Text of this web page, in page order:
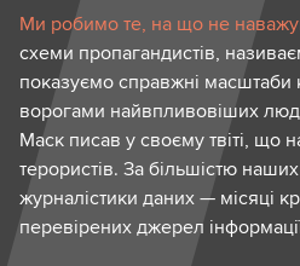
Ми робимо те, на що не
схеми пропагандистів,
показуємо справжні масштаби
ворогами найвпливовіших
Маск писав у своєму твіті, що
терористів. За більшістю наших
журналістики даних — місяці
перевірених джерел